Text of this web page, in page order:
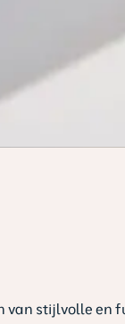
van stijlvolle